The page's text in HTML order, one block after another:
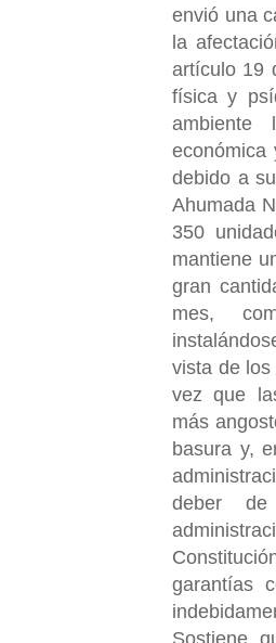
envió una
la
artículo 19
física y
ambiente
económica
debido a
Ahumada
350
mantiene
gran
mes,
vista de
vez que
más
basura y,
deber de
Constitució
garantías
Sostiene